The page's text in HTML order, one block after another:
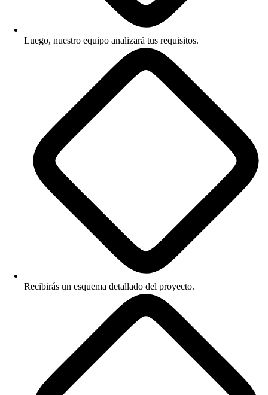
Luego, nuestro equipo analizará tus requisitos.
Recibirás un esquema detallado del proyecto.